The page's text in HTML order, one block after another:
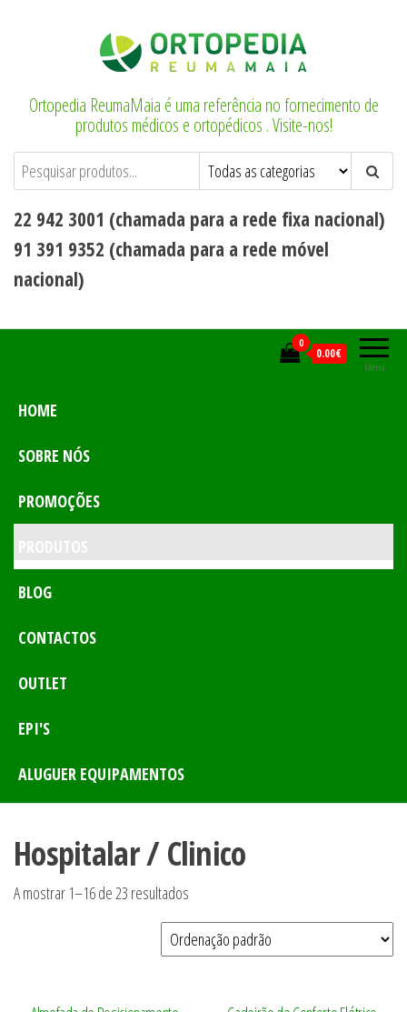
Ortopedia ReumaMaia é uma referência no fornecimento de
produtos médicos e ortopédicos . Visite-nos!
22 942 3001 (chamada para a rede fixa nacional)
91 391 9352 (chamada para a rede móvel
nacional)
Menu
0
0.00€
HOME
SOBRE NÓS
PROMOÇÕES
PRODUTOS
BLOG
CONTACTOS
OUTLET
EPI'S
ALUGUER EQUIPAMENTOS
Hospitalar / Clinico
A mostrar 1–16 de 23 resultados